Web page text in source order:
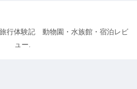
行体験記 動物園・水族館・宿泊レビ
ュー.